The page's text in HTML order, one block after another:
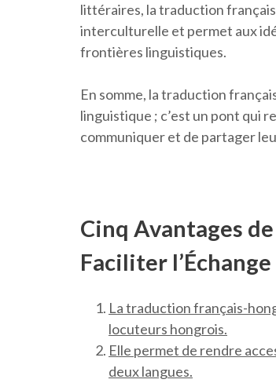
littéraires, la traduction
interculturelle et permet aux
frontières linguistiques.
En somme, la traduction
linguistique ; c’est un pont qui
communiquer et de partager
Cinq Avantages
Faciliter
La traduction français-
locuteurs hongrois.
Elle permet de rendre
deux langues.